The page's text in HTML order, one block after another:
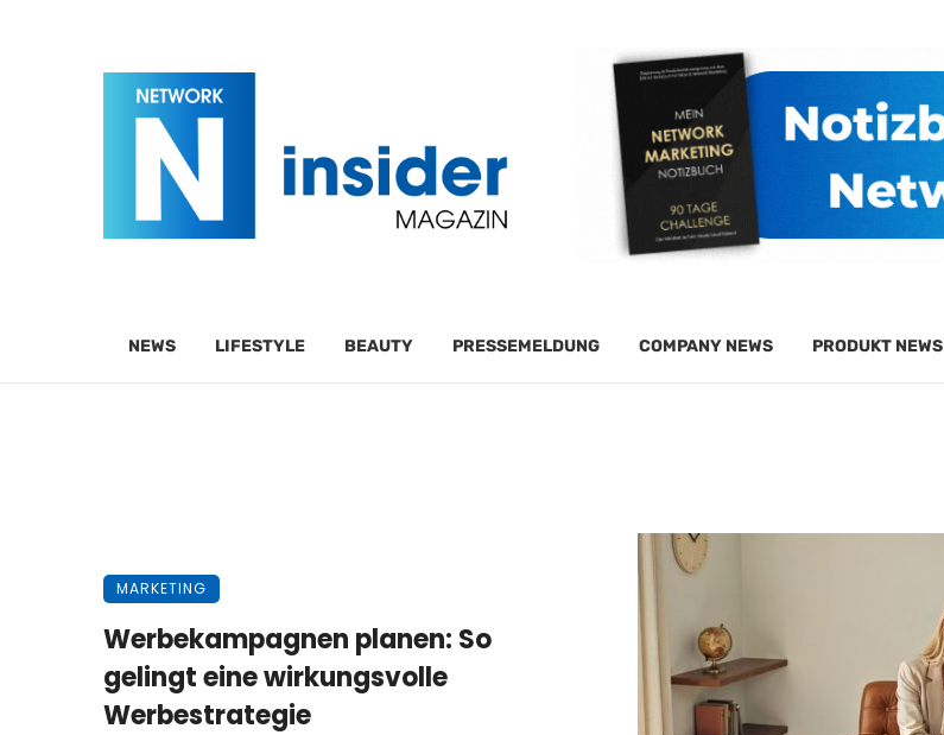
NEWS LIFESTYLE BEAUTY PRESSEMELDUNG COMPANY NEWS PRODUKT NEWS
MARKETING
Werbekampagnen planen: So
gelingt eine wirkungsvolle
Werbestrategie